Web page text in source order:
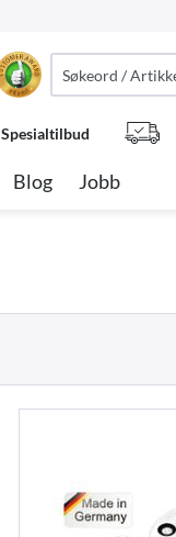
Spesialtilbud
Blog Jobb